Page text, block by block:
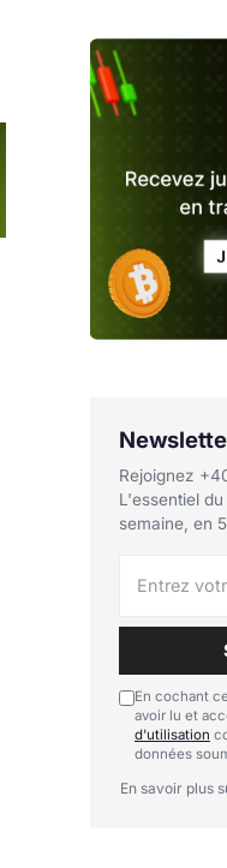
Rejoignez
L'essentiel
semaine, en
En cochant
avoir lu et
d'utilisation
données
En savoir plus